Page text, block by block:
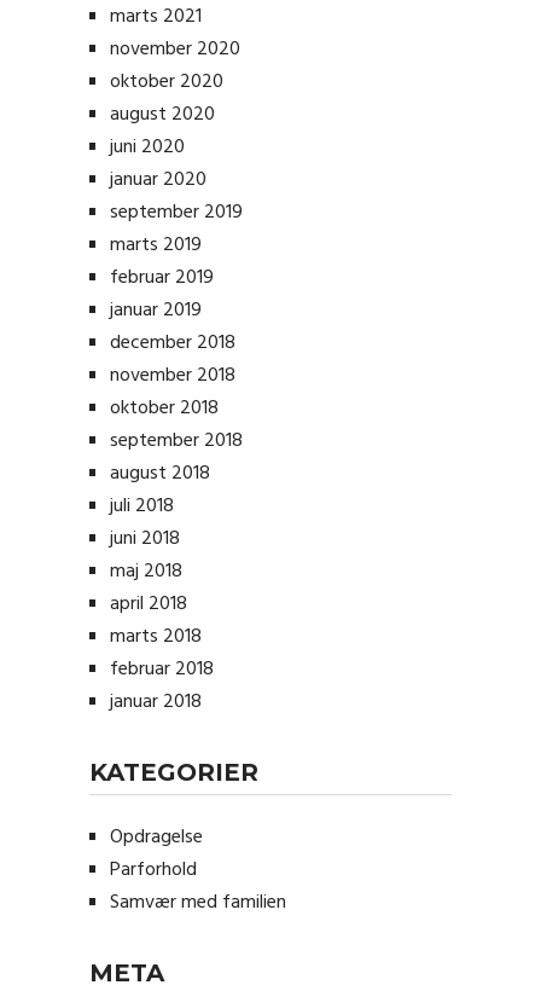
marts 2021
november 2020
oktober 2020
august 2020
juni 2020
januar 2020
september 2019
marts 2019
februar 2019
januar 2019
december 2018
november 2018
oktober 2018
september 2018
august 2018
juli 2018
juni 2018
maj 2018
april 2018
marts 2018
februar 2018
januar 2018
KATEGORIER
Opdragelse
Parforhold
Samvær med familien
META